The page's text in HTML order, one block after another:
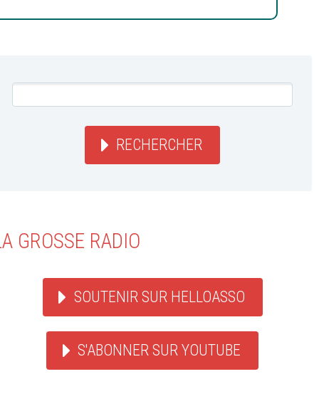
RECHERCHER
GROSSE RADIO
SOUTENIR SUR HELLOASSO
S'ABONNER SUR YOUTUBE